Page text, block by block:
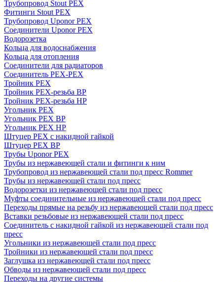
Трубопровод Stout PEX
Фитинги Stout PEX
Трубопровод Uponor PEX
Соединители Uponor PEX
Водорозетка
Кольца для водоснабжения
Кольца для отопления
Соединители для радиаторов
Соединитель PEX-PEX
Тройник PEX
Тройник PEX-резьба ВР
Тройник PEX-резьба НР
Угольник PEX
Угольник PEX ВР
Угольник PEX НР
Штуцер PEX c накидной гайкой
Штуцер PEX ВР
Трубы Uponor PEX
Трубы из нержавеющей стали и фитинги к ним
Трубопровод из нержавеющей стали под пресс Rommer
Трубы из нержавеющей стали под пресс
Водорозетки из нержавеющей стали под пресс
Муфты соединительные из нержавеющей стали под пресс
Переходы прямые на резьбу из нержавеющей стали под пресс
Вставки резьбовые из нержавеющей стали под пресс
Соединитель с накидной гайкой из нержавеющей стали под
пресс
Угольники из нержавеющей стали под пресс
Тройники из нержавеющей стали под пресс
Заглушка из нержавеющей стали под пресс
Обводы из нержавеющей стали под пресс
Переходы на другие системы